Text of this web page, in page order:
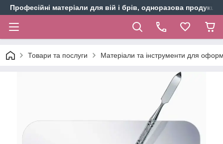
Професійні матеріали для вій і брів, одноразова продукція
Товари та послуги Матеріали та інструменти для